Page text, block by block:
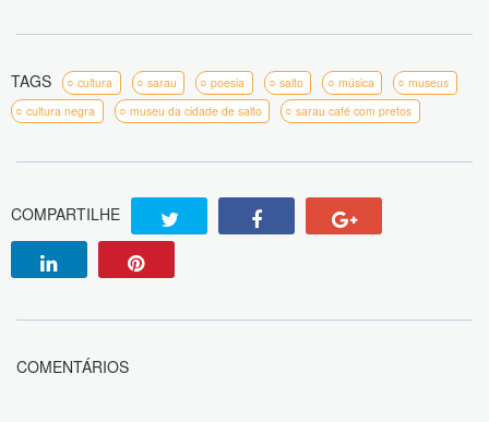
TAGS cultura sarau poesia salto música
museus
cultura negra
museu da cidade de salto sarau café com pretos
COMPARTILHE
COMENTÁRIOS